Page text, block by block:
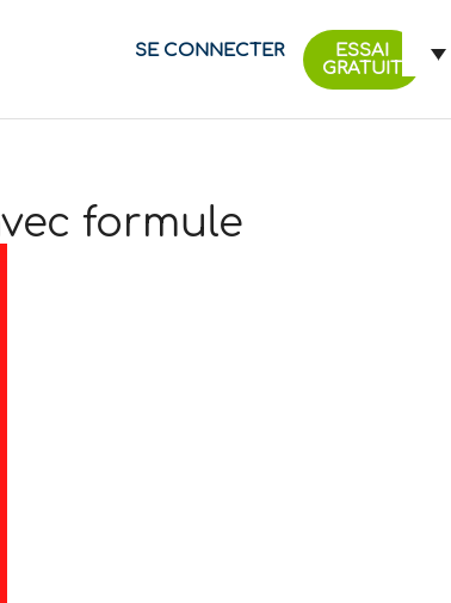
SE CONNECTER
ESSAI
GRATUIT
formule